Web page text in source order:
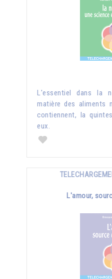
L'essentiel dans la
matière des aliments
contiennent, la
eux.
L'amour,